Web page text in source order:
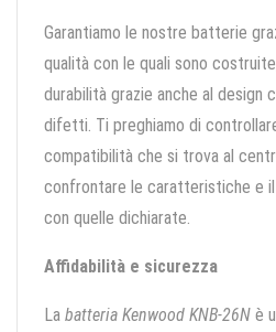
Garantiamo le nostre batterie
qualità con le quali sono
durabilità grazie anche al design
difetti. Ti preghiamo di
compatibilità che si trova al
confrontare le caratteristiche e
con quelle dichiarate.
Affidabilità e sicurezza
La batteria Kenwood KNB-26N è